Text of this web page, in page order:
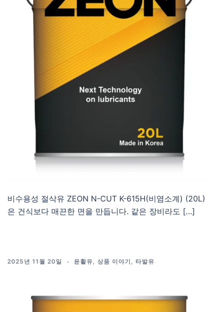
비수용성 절삭유 ZEON N-CUT K-615H(비염소계) (20L)
은 건식보다 매끈한 면을 만듭니다. 같은 장비라도 […]
2025년 11월 20일 윤활유 상품 이야기 타발유